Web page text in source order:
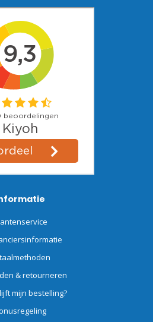
& retourneren
mijn bestelling?